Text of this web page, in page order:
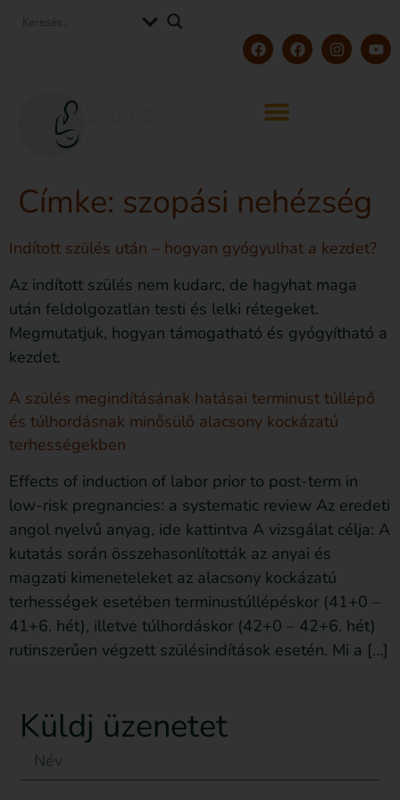
Címke: szopási nehézség
Indított szülés után – hogyan gyógyulhat a kezdet?
Az indított szülés nem kudarc, de hagyhat maga
után feldolgozatlan testi és lelki rétegeket.
Megmutatjuk, hogyan támogatható és gyógyítható a
kezdet.
A szülés megindításának hatásai terminust túllépő
és túlhordásnak minősülő alacsony kockázatú
terhességekben
Effects of induction of labor prior to post-term in
low-risk pregnancies: a systematic review Az eredeti
angol nyelvű anyag, ide kattintva A vizsgálat célja: A
kutatás során összehasonlították az anyai és
magzati kimeneteleket az alacsony kockázatú
terhességek esetében terminustúllépéskor (41+0 –
41+6. hét), illetve túlhordáskor (42+0 – 42+6. hét)
rutinszerűen végzett szülésindítások esetén. Mi a […]
Küldj üzenetet